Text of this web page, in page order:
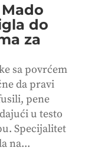
do
za
sa povrćem
da pravi
pene
u testo
Specijalitet
na...